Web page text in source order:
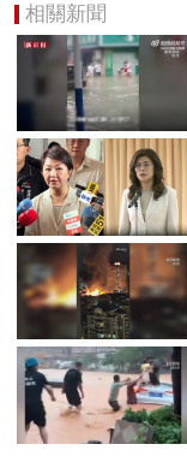
相關新聞